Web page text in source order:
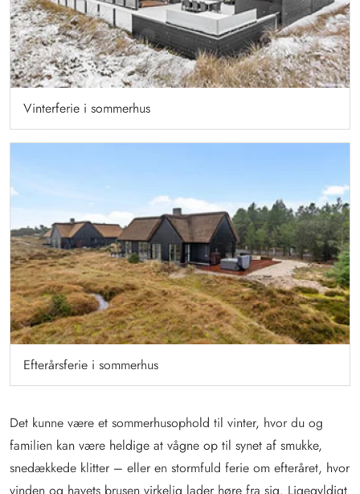
Vinterferie i sommerhus
Efterårsferie i sommerhus
Det kunne være et sommerhusophold til vinter, hvor du og
familien kan være heldige at vågne op til synet af smukke,
snedækkede klitter – eller en stormfuld ferie om efteråret, hvor
vinden og havets brusen virkelig lader høre fra sig. Ligegyldigt